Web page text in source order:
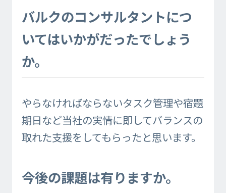
バルクのコンサルタントにつ
いてはいかがだったでしょう
か。
やらなければならないタスク管理や宿題
期日など当社の実情に即してバランスの
取れた支援をしてもらったと思います。
今後の課題は有りますか。